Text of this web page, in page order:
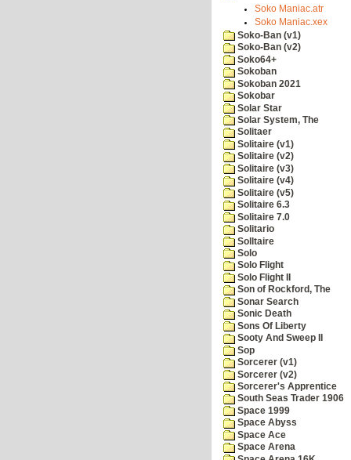
Soko Maniac.atr
Soko Maniac.xex
Soko-Ban (v1)
Soko-Ban (v2)
Soko64+
Sokoban
Sokoban 2021
Sokobar
Solar Star
Solar System, The
Solitaer
Solitaire (v1)
Solitaire (v2)
Solitaire (v3)
Solitaire (v4)
Solitaire (v5)
Solitaire 6.3
Solitaire 7.0
Solitario
Solltaire
Solo
Solo Flight
Solo Flight II
Son of Rockford, The
Sonar Search
Sonic Death
Sons Of Liberty
Sooty And Sweep II
Sop
Sorcerer (v1)
Sorcerer (v2)
Sorcerer's Apprentice
South Seas Trader 1906
Space 1999
Space Abyss
Space Ace
Space Arena